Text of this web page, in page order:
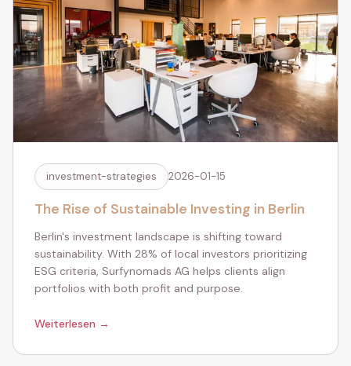
investment-strategies 2026-01-15
The Rise of Sustainable Investing in Berlin
Berlin's investment landscape is shifting toward
sustainability. With 28% of local investors prioritizing
ESG criteria, Surfynomads AG helps clients align
portfolios with both profit and purpose.
Weiterlesen →